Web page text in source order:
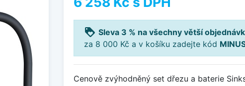
loyalty Sleva 3 % na všechny větší
za 8 000 Kč a v košíku zadejte kód
Cenově zvýhodněný set dřezu a baterie